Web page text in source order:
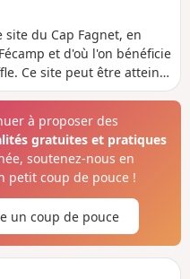
du Cap Fagnet, en
et d'où l'on bénéficie
Ce site peut être atteint
comporte des portions
(1 km), également
Suite à des
est interdit (cf. message
à proposer des
gratuites et pratiques
soutenez-nous en
petit coup de pouce !
un coup de pouce